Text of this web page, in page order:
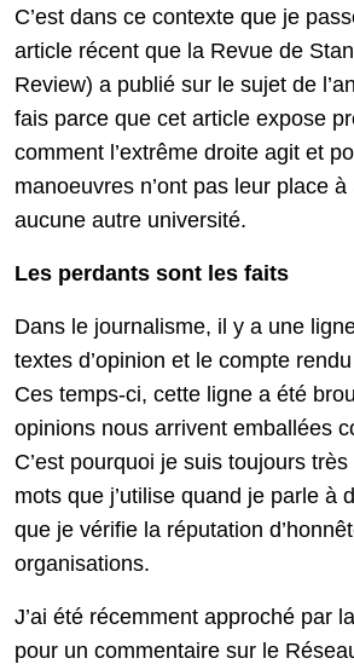
C’est dans ce contexte que je
article récent que la Revue de
Review) a publié sur le sujet de
fais parce que cet article expose
comment l’extrême droite agit et
manoeuvres n’ont pas leur place
aucune autre université.
Les perdants sont les faits
Dans le journalisme, il y a une
textes d’opinion et le compte
Ces temps-ci, cette ligne a été
opinions nous arrivent emballées
C’est pourquoi je suis toujours
mots que j’utilise quand je parle à
que je vérifie la réputation
organisations.
J’ai été récemment approché par
pour un commentaire sur le